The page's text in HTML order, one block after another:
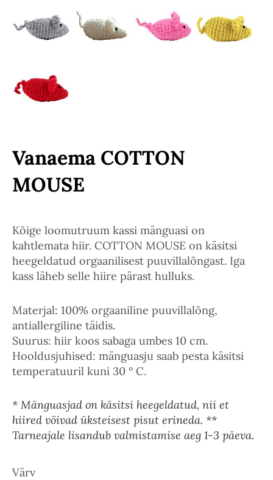
Vanaema COTTON
MOUSE
Kõige loomutruum kassi mänguasi on
kahtlemata hiir. COTTON MOUSE on käsitsi
heegeldatud orgaanilisest puuvillalõngast. Iga
kass läheb selle hiire pärast hulluks.
Materjal: 100% orgaaniline puuvillalõng,
antiallergiline täidis.
Suurus: hiir koos sabaga umbes 10 cm.
Hooldusjuhised: mänguasju saab pesta käsitsi
temperatuuril kuni 30 ° C.
* Mänguasjad on käsitsi heegeldatud, nii et
hiired võivad üksteisest pisut erineda. **
Tarneajale lisandub valmistamise aeg 1-3 päeva.
Värv